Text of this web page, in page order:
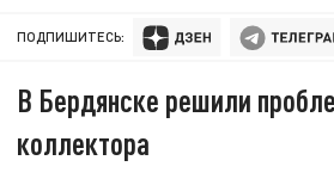
ПОДПИШИТЕСЬ:
В Бердянске решили
коллектора